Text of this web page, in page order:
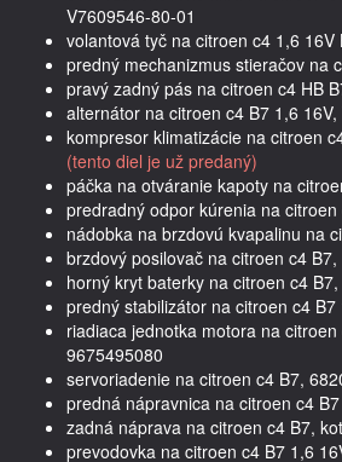
V7609546-80-01
volantová tyč na citroen c4 1,6 16V
predný mechanizmus stieračov na
pravý zadný pás na citroen c4 HB
alternátor na citroen c4 B7 1,6
kompresor klimatizácie na citroen
(tento diel je už predaný)
páčka na otváranie kapoty na
predradný odpor kúrenia na
nádobka na brzdovú kvapalinu na
brzdový posilovač na citroen c4
horný kryt baterky na citroen c4
predný stabilizátor na citroen c4 B7
riadiaca jednotka motora na citroen
9675495080
servoriadenie na citroen c4 B7,
predná nápravnica na citroen c4 B7
zadná náprava na citroen c4 B7,
prevodovka na citroen c4 B7 1,6